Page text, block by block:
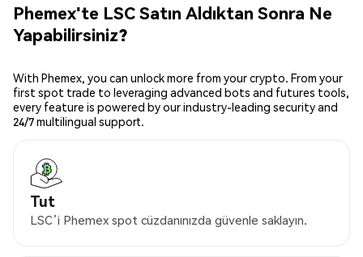
Phemex'te LSC Satın Aldıktan Sonra Ne
Yapabilirsiniz?
With Phemex, you can unlock more from your crypto. From your
first spot trade to leveraging advanced bots and futures tools,
every feature is powered by our industry-leading security and
24/7 multilingual support.
Tut
LSC’i Phemex spot cüzdanınızda güvenle saklayın.